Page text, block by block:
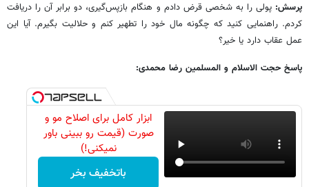
پرسش: پولی را به شخصی قرض دادم و هنگام بازپس‌گیری، دو برابر آن را دریافت
کردم. راهنمایی کنید که چگونه مال خود را تطهیر کنم و حلالیت بگیرم. آیا این
عمل عقاب دارد یا خیر؟
پاسخ حجت الاسلام و المسلمین رضا محمدی:
ابزار کامل برای اصلاح مو و
صورت (قیمت رو ببینی باور
نمیکنی!)
باتخفیف بخر